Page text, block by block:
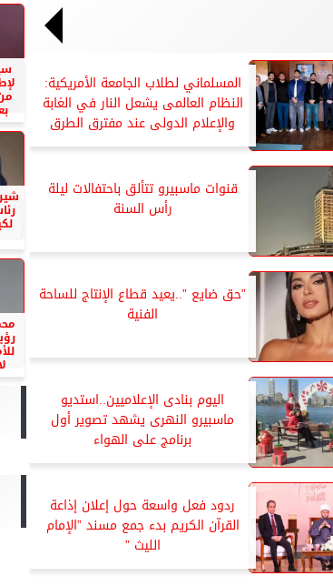
المسلماني لطلاب الجامعة الأمريكية:
النظام العالمى يشعل النار في الغابة
والإعلام الدولى عند مفترق الطرق
قنوات ماسبيرو تتألق باحتفالات ليلة
رأس السنة
”حق ضايع ”..يعيد قطاع الإنتاج للساحة
الفنية
اليوم بنادى الإعلاميين..استديو
ماسبيرو النهرى يشهد تصوير أول
برنامج على الهواء
ردود فعل واسعة حول إعلان إذاعة
القرآن الكريم بدء جمع مسند ”الإمام
الليث ”